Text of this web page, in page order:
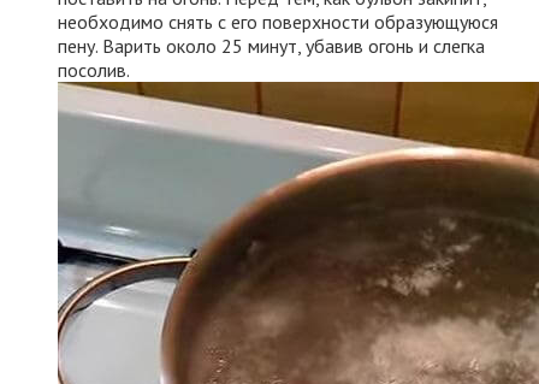
необходимо снять с его поверхности образующуюся
пену. Варить около 25 минут, убавив огонь и слегка
посолив.